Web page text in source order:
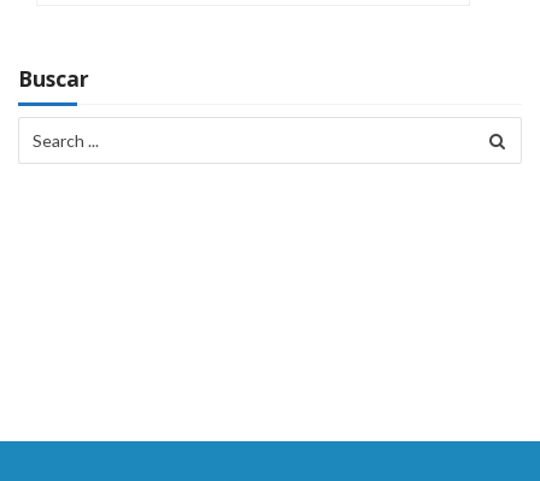
ó
n
a
Buscar
for: